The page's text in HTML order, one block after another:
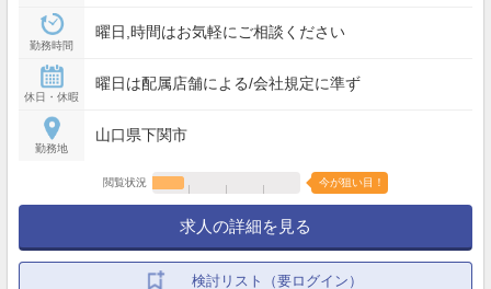
勤務時間
曜日,時間はお気軽にご相談ください
休日・休暇
曜日は配属店舗による/会社規定に準ず
勤務地
山口県下関市
閲覧状況 今が狙い目！
求人の詳細を見る
検討リスト（要ログイン）